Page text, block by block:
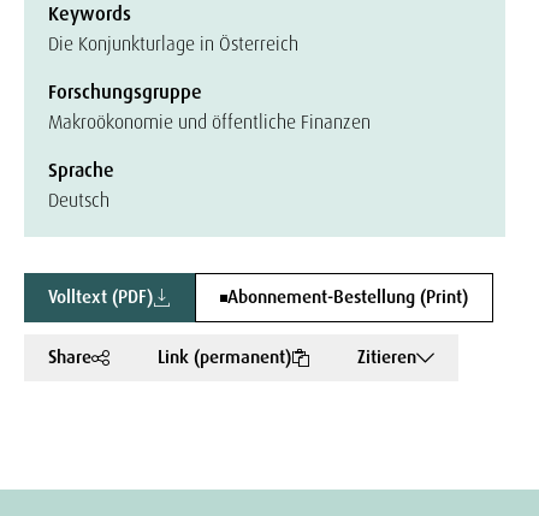
Keywords
Die Konjunkturlage in Österreich
Forschungsgruppe
Makroökonomie und öffentliche Finanzen
Sprache
Deutsch
Volltext (PDF) Abonnement-Bestellung (Print)
Share Link (permanent) Zitieren